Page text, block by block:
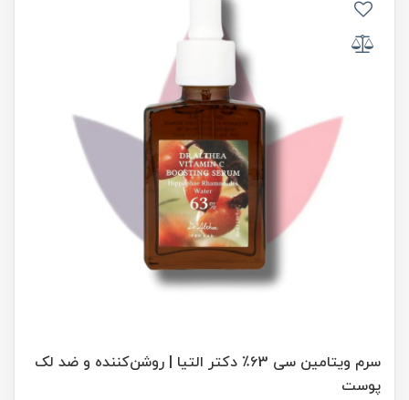
سرم ویتامین سی ۶3٪ دکتر التیا | روشن‌کننده و ضد لک
پوست